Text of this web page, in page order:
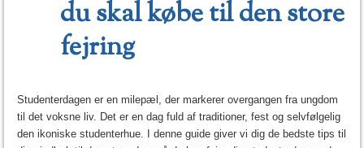
du skal købe til den store
fejring
Studenterdagen er en milepæl, der markerer overgangen fra ungdom
til det voksne liv. Det er en dag fuld af traditioner, fest og selvfølgelig
den ikoniske studenterhue. I denne guide giver vi dig de bedste tips til